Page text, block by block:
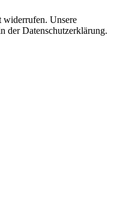
widerrufen. Unsere
der Datenschutzerklärung.